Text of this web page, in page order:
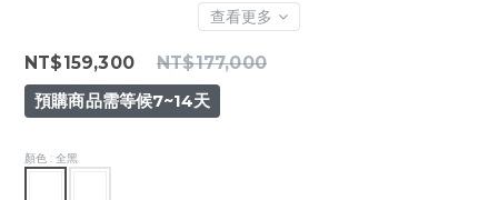
查看更多
NT$159,300
NT$177,000
預購商品需等候7~14天
顏色 : 全黑